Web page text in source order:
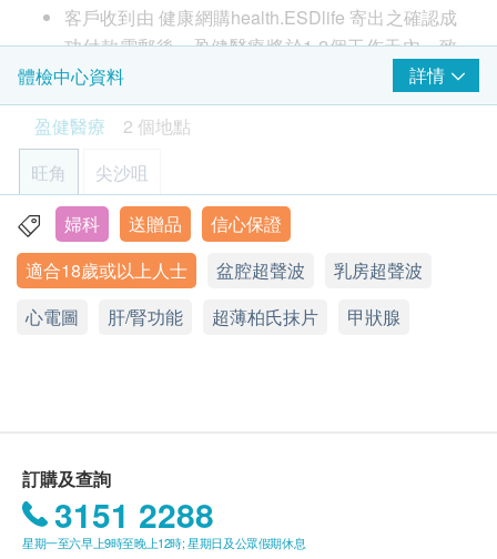
脈搏率
詳細醫學問卷
體重
血脂
總膽固醇
三酸甘油脂
高密度膽固醇
低密度膽固醇
總膽固醇跟高密度膽固醇比值
糖尿
谷草轉氨酵素
腎功能
全腹部超聲波 (肝、膽、脾、胰、腎、盤腔) - 女士
HK$2,890.0
幽門螺旋菌吹氣測試
幽門螺旋菌可引致多種胃病，如胃痛、胃氣、胃炎、胃酸倒流
HK$
800.0
(女)微生物檢查 - 陰道分泌物
細菌培養, 滴蟲, 念珠菌, 淋球菌
HK$630.0
性病檢查組合
只限40歲或以上女士進行
HK$2,250.0
甲狀腺超聲波
一般經自我檢測發現問題而去求診的患者，病情或
已屆二期，腫瘤已形成。
女士到了40歲後除了每年要進行臨床乳房檢查及基
本超聲波掃描外，則須每2年做乳房X光造影檢
查。
乳房超聲波主要用作分辨水囊和腫瘤，而乳房X光
造影可有效發現未形成腫瘤的微鈣化點，兩個項目
互補不足，可令檢查更具準確性。
盈健婦科檢查 - 柏氏抹片
子宮頸癌是由人類乳頭瘤病毒（HPV）引起，子宮
頸癌初期並沒有明顯症狀，直至陰道異常出血、白
注意事項：
請詳閱以下「條款及細則」了解更多服務需知及注
意事項
客戶收到由 健康網購health.ESDlife 寄出之確認成
功付款電郵後，盈健醫療將於1-2個工作天內，致
電客戶預約身體檢查的時間及地點。
客戶亦可自行致電2397 2111 向體驗中心職員聯
絡。 (辦公時間：星期一至六；上午9時至下午6時
30分)
客戶必須於預約當天出示身份證及列印訂購確認信
以確認身份。
請注意: 由2025年6月9日起訂購之身體檢查計劃或
疫苗計劃，有效期延至6個月，客戶必須於6個月內
(由確認付款日期起計) 接受有關檢查，逾期作廢。
訂購一經確認，不設退款。
所有自選項目一經電話確認預約後，項目不得作出
更改。
附加項目檢驗者必須跟計劃檢驗者為同一人。
體檢中心資料
詳情
盈健醫療
2 個地點
旺角
尖沙咀
旺角-健柏醫學造影中心：旺角彌敦道625及639號雅蘭中心
辦公樓一期7樓712室
婦科 送贈品
信心保證
適合18歲或以上人士
盆腔超聲波
乳房超聲波
心電圖
肝/腎功能 超薄柏氏抹片 甲狀腺
訂購及查詢
3151 2288
星期一至六早上9時至晚上12時; 星期日及公眾假期休息